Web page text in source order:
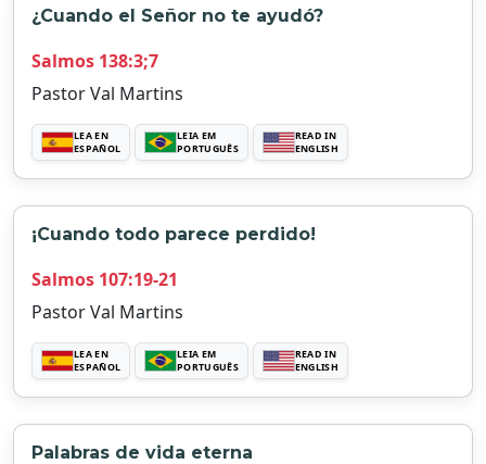
¿Cuando el Señor no te ayudó?
Salmos 138:3;7
Pastor Val Martins
LEA EN
ESPAÑOL
LEIA EM
PORTUGUÊS
READ IN
ENGLISH
¡Cuando todo parece perdido!
Salmos 107:19-21
Pastor Val Martins
LEA EN
ESPAÑOL
LEIA EM
PORTUGUÊS
READ IN
ENGLISH
Palabras de vida eterna